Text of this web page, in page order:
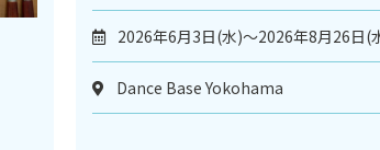
2026年6月3日(水)～2026年8月26日(
Dance Base Yokohama